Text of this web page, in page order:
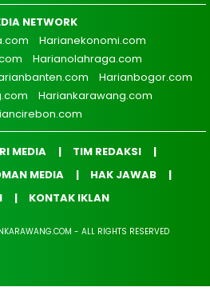
NETWORK
Harianekonomi.com
Harianolahraga.com
Harianbogor.com
Hariankarawang.com
MEDIA
TIM REDAKSI
MEDIA
HAK JAWAB
KONTAK IKLAN
- ALL RIGHTS RESERVED